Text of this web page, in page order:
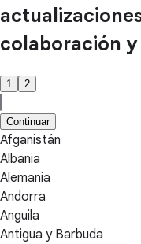
colaboración y
1 2
Continuar
Afganistán
Albania
Alemania
Andorra
Anguila
Antigua y Barbuda